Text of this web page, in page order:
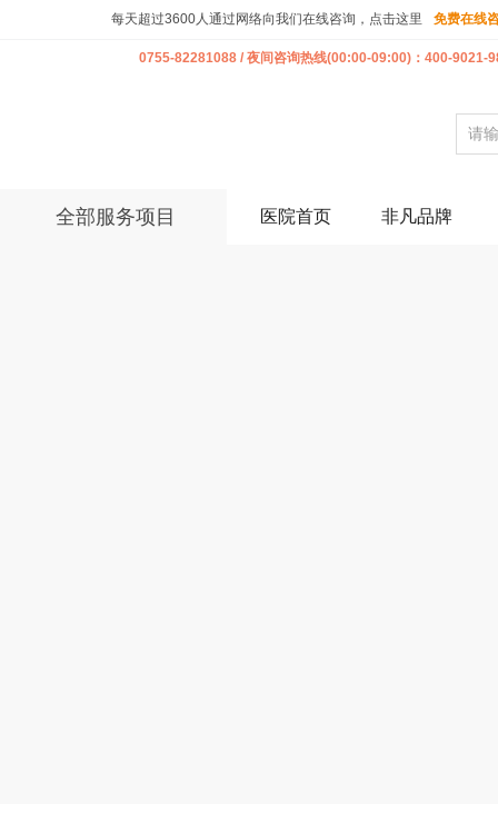
每天超过3600人通过网络向我们在线咨询，点击这里 免费在线
0755-82281088 / 夜间咨询热线(00:00-09:00)：400-9021-
全部服务项目 医院首页 非凡品牌